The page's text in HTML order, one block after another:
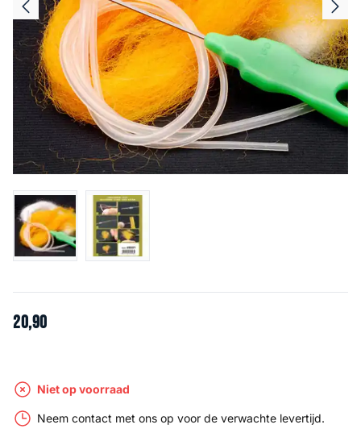
20,90
Niet op voorraad
Neem contact met ons op voor de verwachte levertijd.